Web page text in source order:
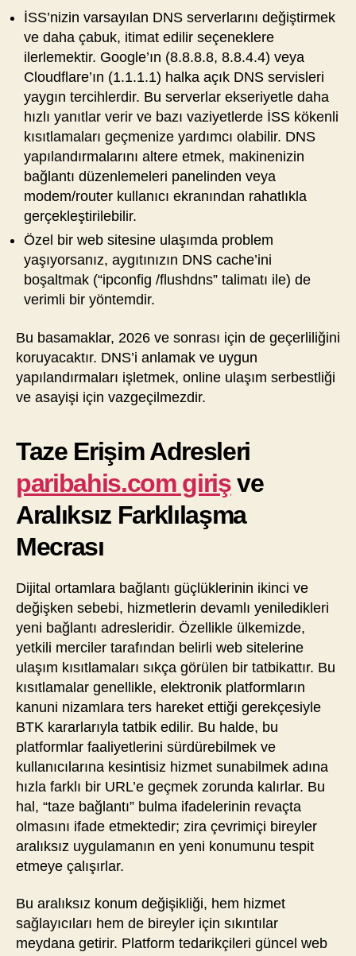
İSS’nizin varsayılan DNS serverlarını değiştirmek
ve daha çabuk, itimat edilir seçeneklere
ilerlemektir. Google’ın (8.8.8.8, 8.8.4.4) veya
Cloudflare’ın (1.1.1.1) halka açık DNS servisleri
yaygın tercihlerdir. Bu serverlar ekseriyetle daha
hızlı yanıtlar verir ve bazı vaziyetlerde İSS kökenli
kısıtlamaları geçmenize yardımcı olabilir. DNS
yapılandırmalarını altere etmek, makinenizin
bağlantı düzenlemeleri panelinden veya
modem/router kullanıcı ekranından rahatlıkla
gerçekleştirilebilir.
Özel bir web sitesine ulaşımda problem
yaşıyorsanız, aygıtınızın DNS cache’ini
boşaltmak (“ipconfig /flushdns” talimatı ile) de
verimli bir yöntemdir.
Bu basamaklar, 2026 ve sonrası için de geçerliliğini
koruyacaktır. DNS’i anlamak ve uygun
yapılandırmaları işletmek, online ulaşım serbestliği
ve asayişi için vazgeçilmezdir.
Taze Erişim Adresleri
paribahis.com girişve
Aralıksız Farklılaşma
Mecrası
Dijital ortamlara bağlantı güçlüklerinin ikinci ve
değişken sebebi, hizmetlerin devamlı yeniledikleri
yeni bağlantı adresleridir. Özellikle ülkemizde,
yetkili merciler tarafından belirli web sitelerine
ulaşım kısıtlamaları sıkça görülen bir tatbikattır. Bu
kısıtlamalar genellikle, elektronik platformların
kanuni nizamlara ters hareket ettiği gerekçesiyle
BTK kararlarıyla tatbik edilir. Bu halde, bu
platformlar faaliyetlerini sürdürebilmek ve
kullanıcılarına kesintisiz hizmet sunabilmek adına
hızla farklı bir URL’e geçmek zorunda kalırlar. Bu
hal, “taze bağlantı” bulma ifadelerinin revaçta
olmasını ifade etmektedir; zira çevrimiçi bireyler
aralıksız uygulamanın en yeni konumunu tespit
etmeye çalışırlar.
Bu aralıksız konum değişikliği, hem hizmet
sağlayıcıları hem de bireyler için sıkıntılar
meydana getirir. Platform tedarikçileri güncel web